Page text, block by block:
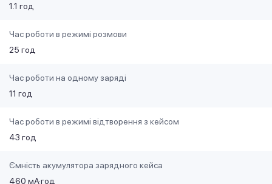
1.1 год
Час роботи в режимі розмови
25 год
Час роботи на одному заряді
11 год
Час роботи в режимі відтворення з кейсом
43 год
Ємність акумулятора зарядного кейса
460 мА·год